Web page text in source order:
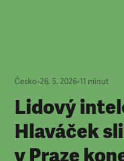
Česko•26. 5. 2026•11 minut
Lidový
Hlaváček
v Praze